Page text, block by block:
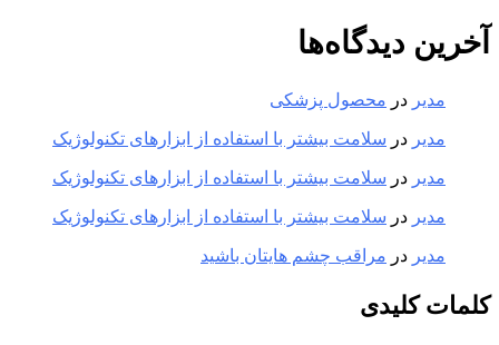
آخرین دیدگاه‌ها
مدیر در محصول پزشکی
مدیر در سلامت بیشتر با استفاده از ابزارهای تکنولوژیک
مدیر در سلامت بیشتر با استفاده از ابزارهای تکنولوژیک
مدیر در سلامت بیشتر با استفاده از ابزارهای تکنولوژیک
مدیر در مراقب چشم هایتان باشید
کلمات کلیدی